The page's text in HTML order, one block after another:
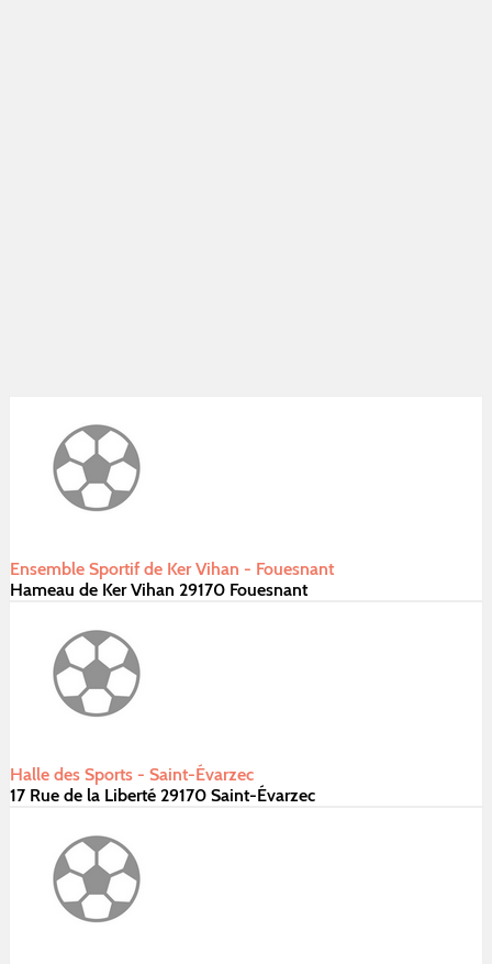
Ensemble Sportif de Ker Vihan - Fouesnant
Hameau de Ker Vihan 29170 Fouesnant
Halle des Sports - Saint-Évarzec
17 Rue de la Liberté 29170 Saint-Évarzec